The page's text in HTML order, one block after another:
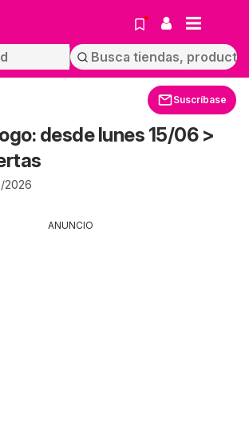
Suscríbase
desde lunes 15/06 >
2026
ANUNCIO